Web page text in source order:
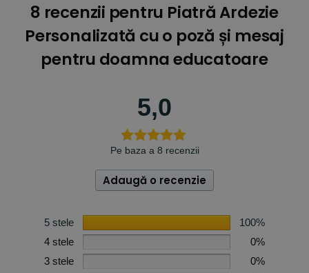
8 recenzii pentru Piatră Ardezie
Personalizată cu o poză și mesaj
pentru doamna educatoare
5,0
Pe baza a 8 recenzii
Adaugă o recenzie
5 stele
100%
4 stele
0%
3 stele
0%